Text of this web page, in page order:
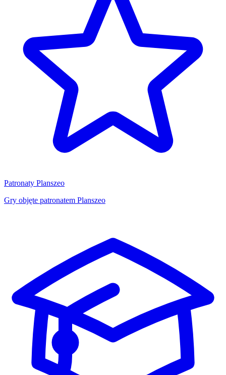
Patronaty Planszeo
Gry objęte patronatem Planszeo